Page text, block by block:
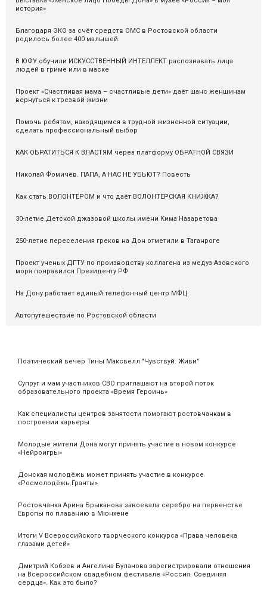
Поэтический вечер Тины Максвелл "Чувствуй. Живи"
Супруг и мам участников СВО приглашают на второй поток
образовательного проекта «Время Героинь»
Как специалисты центров занятости помогают ростовчанкам в
построении карьеры
Молодые жители Дона могут принять участие в новом конкурсе
«Нейроигры»
Донская молодёжь может принять участие в конкурсе
«Росмолодёжь.Гранты»
Ростовчанка Арина Брыканова завоевала серебро на первенстве
Европы по плаванию в Мюнхене
Итоги V Всероссийского творческого конкурса «Права человека
глазами детей»
Дмитрий Кобзев и Ангелина Буланова зарегистрировали отношения
на Всероссийском свадебном фестивале «Россия. Соединяя
сердца». Как это было?
история»
Благодаря ЭКО за счёт средств ОМС в Ростовской области
родилось более 400 малышей
В ЮФУ обучили ИСКУССТВЕННЫЙ ИНТЕЛЛЕКТ распознавать лица
людей в гриме или в маске
Проект «Счастливая мама – счастливые дети» даёт шанс женщинам
вернуться к трезвой жизни
Помочь ребятам, находящимся в трудной жизненной ситуации,
сделать профессиональный выбор
КАК ОБРАТИТЬСЯ К ВЛАСТЯМ через платформу ОБРАТНОЙ СВЯЗИ
Николай Фомичёв. ПАПА, А НАС НЕ УБЬЮТ? Повесть
Как стать ВОЛОНТЁРОМ и что даёт ВОЛОНТЁРСКАЯ КНИЖКА?
30-летие Детской джазовой школы имени Кима Назаретова
250-летие переселения греков на Дон отметили в Таганроге
Проект ученых ДГТУ по производству коллагена из медуз Азовского
моря понравился Президенту РФ
На Дону работает единый телефонный центр МФЦ
Автопутешествие по Ростовской области